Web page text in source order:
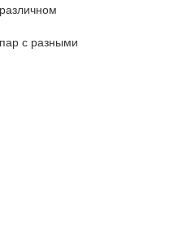
с разными